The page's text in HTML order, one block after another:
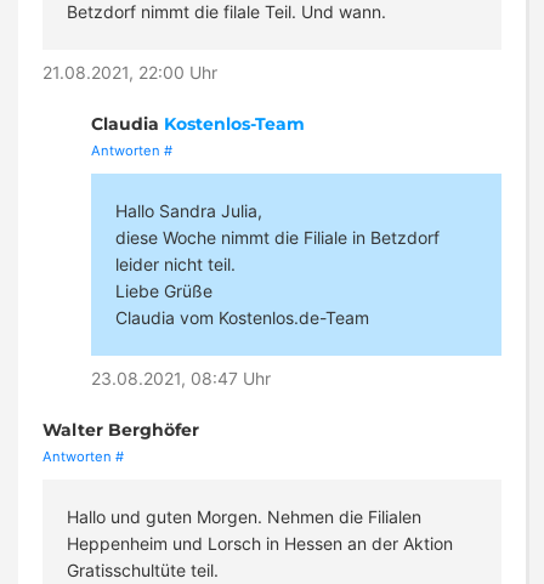
Betzdorf nimmt die filale Teil. Und wann.
21.08.2021, 22:00 Uhr
Claudia Kostenlos-Team
Antworten #
Hallo Sandra Julia,
diese Woche nimmt die Filiale in Betzdorf
leider nicht teil.
Liebe Grüße
Claudia vom Kostenlos.de-Team
23.08.2021, 08:47 Uhr
Walter Berghöfer
Antworten #
Hallo und guten Morgen. Nehmen die Filialen
Heppenheim und Lorsch in Hessen an der Aktion
Gratisschultüte teil.